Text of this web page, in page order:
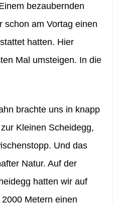
bezaubernden
schon am Vortag einen
hatten. Hier
Mal umsteigen. In die
brachte uns in knapp
Kleinen Scheidegg,
Und das
Natur. Auf der
hatten wir auf
Metern einen